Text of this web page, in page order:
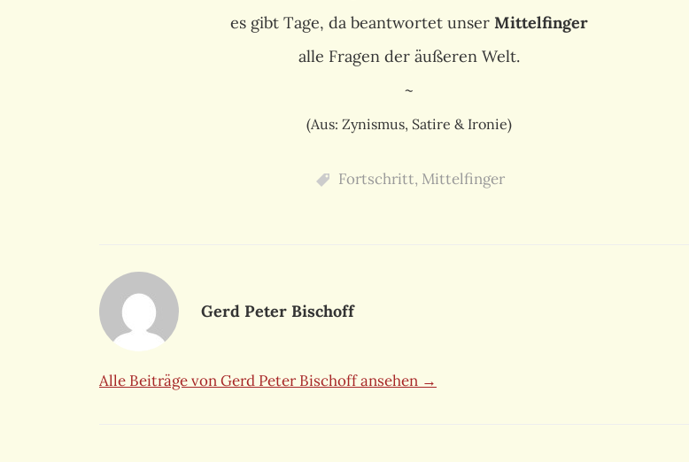
es gibt Tage, da beantwortet unser Mittelfinger
alle Fragen der äußeren Welt.
~
(Aus: Zynismus, Satire & Ironie)
Fortschritt, Mittelfinger
Gerd Peter Bischoff
Alle Beiträge von Gerd Peter Bischoff ansehen →